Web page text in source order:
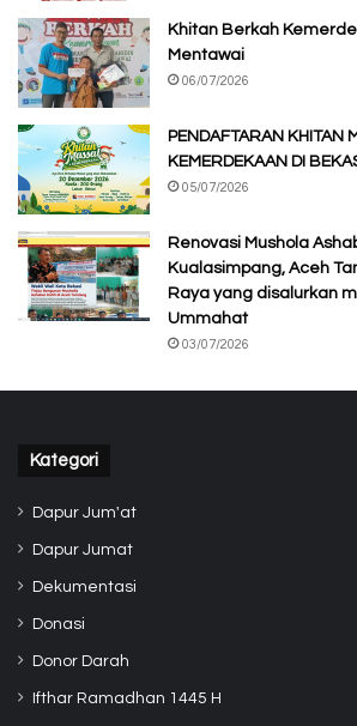
Khitan Berkah
Mentawai
06/07/2026
PENDAFTARAN KHITAN
KEMERDEKAAN DI
05/07/2026
Renovasi Mushola
Kualasimpang, Aceh
Raya yang disalurkan
Ummahat
03/07/2026
Kategori
Dapur Jum'at
Dapur Jumat
Dekumentasi
Donasi
Donor Darah
Ifthar Ramadhan 1445 H